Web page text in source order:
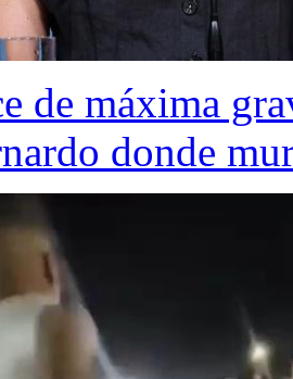
de máxima
donde